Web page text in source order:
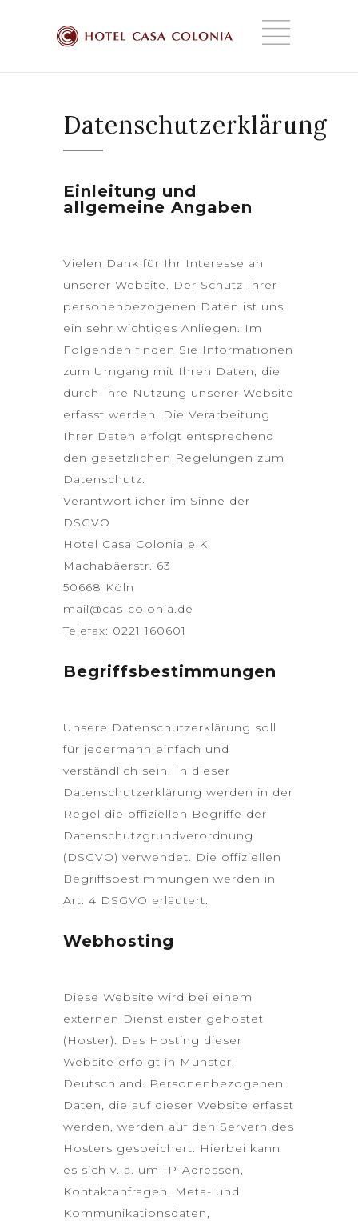
Datenschutzerklärung
Einleitung und
allgemeine Angaben
Vielen Dank für Ihr Interesse an
unserer Website. Der Schutz Ihrer
personenbezogenen Daten ist uns
ein sehr wichtiges Anliegen. Im
Folgenden finden Sie Informationen
zum Umgang mit Ihren Daten, die
durch Ihre Nutzung unserer Website
erfasst werden. Die Verarbeitung
Ihrer Daten erfolgt entsprechend
den gesetzlichen Regelungen zum
Datenschutz.
Verantwortlicher im Sinne der
DSGVO
Hotel Casa Colonia e.K.
Machabäerstr. 63
50668 Köln
mail@cas-colonia.de
Telefax: 0221 160601
Begriffsbestimmungen
Unsere Datenschutzerklärung soll
für jedermann einfach und
verständlich sein. In dieser
Datenschutzerklärung werden in der
Regel die offiziellen Begriffe der
Datenschutzgrundverordnung
(DSGVO) verwendet. Die offiziellen
Begriffsbestimmungen werden in
Art. 4 DSGVO erläutert.
Webhosting
Diese Website wird bei einem
externen Dienstleister gehostet
(Hoster). Das Hosting dieser
Website erfolgt in Münster,
Deutschland. Personenbezogenen
Daten, die auf dieser Website erfasst
werden, werden auf den Servern des
Hosters gespeichert. Hierbei kann
es sich v. a. um IP-Adressen,
Kontaktanfragen, Meta- und
Kommunikationsdaten,